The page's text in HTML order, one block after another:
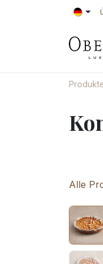
Zum Inhalt springen
Alle